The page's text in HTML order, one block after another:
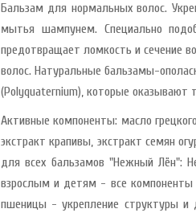
Бальзам для нормальных волос.
мытья шампунем. Специально
предотвращает ломкость и сечение
волос. Натуральные бальзамы-
(Polyquaternium), которые оказывают
Активные компоненты: масло
экстракт крапивы, экстракт семян
для всех бальзамов "Нежный Лён":
взрослым и детям - все
пшеницы - укрепление структуры и